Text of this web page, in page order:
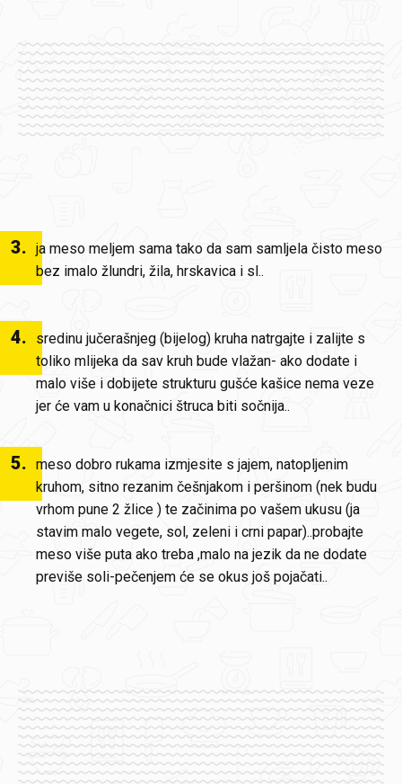
3. ja meso meljem sama tako da sam samljela čisto meso
bez imalo žlundri, žila, hrskavica i sl..
4.
sredinu jučerašnjeg (bijelog) kruha natrgajte i zalijte s
toliko mlijeka da sav kruh bude vlažan- ako dodate i
malo više i dobijete strukturu gušće kašice nema veze
jer će vam u konačnici štruca biti sočnija..
5. meso dobro rukama izmjesite s jajem, natopljenim
kruhom, sitno rezanim češnjakom i peršinom (nek budu
vrhom pune 2 žlice ) te začinima po vašem ukusu (ja
stavim malo vegete, sol, zeleni i crni papar)..probajte
meso više puta ako treba ,malo na jezik da ne dodate
previše soli-pečenjem će se okus još pojačati..